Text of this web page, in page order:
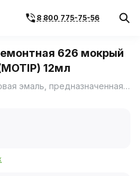
8 800 775-75-56
626 мокрый
12мл
Высококачественная акриловая эмаль, предназначенная для ремонта сколов и царапин на лакокрасочном покрытии автомобиля.